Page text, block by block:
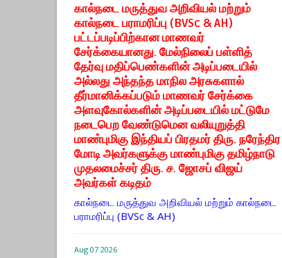
கால்நடை மருத்துவ அறிவியல் மற்றும்
கால்நடை பராமரிப்பு (BVSc & AH)
பட்டப்படிப்பிற்கான மாணவர்
சேர்க்கையானது. மேல்நிலைப் பள்ளித்
தேர்வு மதிப்பெண்களின் அடிப்படையில்
அல்லது அந்தந்த மாநில அரசுகளால்
தீர்மானிக்கப்படும் மாணவர் சேர்க்கை
அளவுகோல்களின் அடிப்படையில் மட்டுமே
நடைபெற வேண்டுமென வலியுறுத்தி
மாண்புமிகு இந்தியப் பிரதமர் திரு. நரேந்திர
மோடி அவர்களுக்கு மாண்புமிகு தமிழ்நாடு
முதலமைச்சர் திரு. ச. ஜோசப் விஜய்
அவர்கள் கடிதம்
கால்நடை மருத்துவ அறிவியல் மற்றும் கால்நடை
பராமரிப்பு (BVSc & AH)
Aug 07 2026